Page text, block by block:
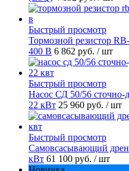
Быстрый просмотр
Тормозной резистор
400 В 6 862 руб. / шт
Быстрый просмотр
Насос СД 50/56 сточно-
22 кВт 25 960 руб. / шт
Быстрый просмотр
Самовсасывающий
кВт 61 100 руб. / шт